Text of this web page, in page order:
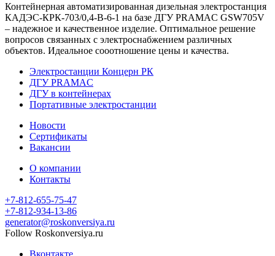
Контейнерная автоматизированная дизельная электростанция
КАДЭС-КРК-703/0,4-В-6-1 на базе ДГУ PRAMAC GSW705V
– надежное и качественное изделие. Оптимальное решение
вопросов связанных с электроснабжением различных
объектов. Идеальное сооотношение цены и качества.
Электростанции Концерн РК
ДГУ PRAMAC
ДГУ в контейнерах
Портативные электростанции
Новости
Сертификаты
Вакансии
О компании
Контакты
+7-812-655-75-47
+7-812-934-13-86
generator@roskonversiya.ru
Follow Roskonversiya.ru
Вконтакте